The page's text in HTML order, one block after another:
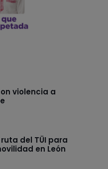
violencia a
del TÜI para
en León